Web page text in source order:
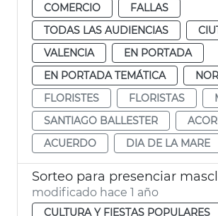
COMERCIO
FALLAS
TODAS LAS AUDIENCIAS
VALENCIA
EN PORTADA
EN PORTADA TEMÁTICA
FLORISTES
FLORISTAS
SANTIAGO BALLESTER
ACUERDO
DIA DE LA MARE
modificado hace 1 año
CULTURA Y FIESTAS POPULARES